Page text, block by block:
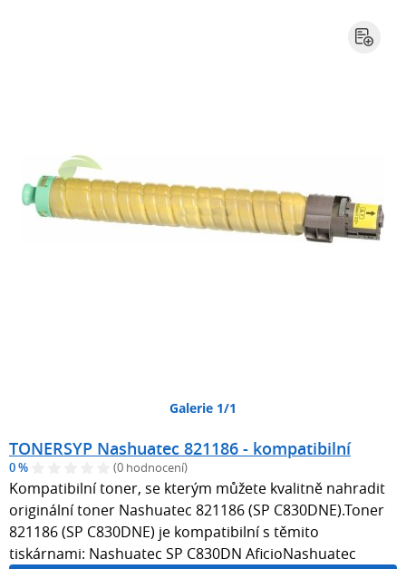
Galerie 1/1
TONERSYP Nashuatec 821186 - kompatibilní
0 % (0 hodnocení)
Kompatibilní toner, se kterým můžete kvalitně nahradit
originální toner Nashuatec 821186 (SP C830DNE).Toner
821186 (SP C830DNE) je kompatibilní s těmito
tiskárnami: Nashuatec SP C830DN AficioNashuatec